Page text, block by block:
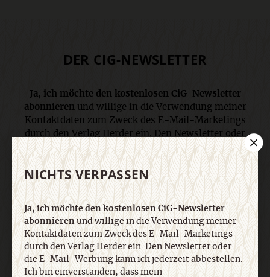
DER CIG-NEWSLETTER
Ja, ich möchte den kostenlosen CiG-Newsletter
abonnierenund willige in die Verwendung meiner
Kontaktdaten zum Zweck des E-Mail-Marketings
durch den Verlag Herder ein. Den Newsletter oder
die E-Mail-Werbung kann ich jederzeit abbestellen.
Ich bin einverstanden, dass mein
personenbezogenes Nutzungsverhalten in
Newsletter und E-Mail-Werbung erfasst und
ausgewertet wird, um die Inhalte besser auf meine
Interessen auszurichten. Über einen Link in
Newsletter oder E-Mail kann ich diese Funktion
jederzeit ausschalten. Weiterführende
Informationen finden Sie in unseren
Datenschutzhinweisen
NICHTS VERPASSEN
Ja, ich möchte den kostenlosen CiG-Newsletter
abonnierenund willige in die Verwendung meiner
Kontaktdaten zum Zweck des E-Mail-Marketings
durch den Verlag Herder ein. Den Newsletter oder
die E-Mail-Werbung kann ich jederzeit abbestellen.
Ich bin einverstanden, dass mein